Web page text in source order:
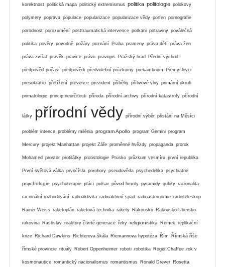
korektnost politická mapa politický extremismus politika politologie polokovy
polymery poprava populace popularizace popularizace vědy porfen pornografie
porodnost porozumění posttraumatická intervence potkani potraviny poválečná
politika pověry povodně požáry poznání Praha prameny práva dětí práva žen
práva zvířat pravěk pravice právo pravopis Pražský hrad Přední východ
předpověď počasí předpovědi předvolební průzkumy prekambrium Přemyslovci
presokratici přetížení prevence prezident příběhy přílivové vlny primární okruh
primatologie princip neurčitosti příroda přírodní archivy přírodní katastrofy přírodní
látky přírodní vědy přírodní výběr přistání na Měsíci
problém intence problémy milénia program Apollo program Gemini program
Mercury projekt Manhattan projekt Záře proměnné hvězdy propaganda prorok
Mohamed prostor protilátky protistologie Prusko průzkum vesmíru první republika
První světová válka prvočísla prvohory pseudověda psychedelika psychiatrie
psychologie psychoterapie ptáci pulsar původ hmoty pyramidy qubity racionalita
racionální rozhodování radioaktivita radioaktivní spad radioastronomie radioteleskop
Rainer Weiss raketoplán raketová technika rakety Rakousko Rakousko-Uhersko
rakovina Rastislav reaktory čtvrté generace řeky religionistika Remek replikační
krize Richard Dawkins Richterova škála Riemannova hypotéza Řím Římská říše
římské provincie rituály Robert Oppenheimer roboti robotika Roger Chaffee rok v
kosmonautice romantický nacionalismus romantismus Ronald Drever Rosetta